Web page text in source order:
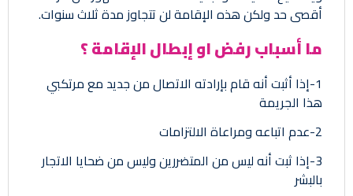
أقصى حد ولكن هذه الإقامة لن تتجاوز مدة ثلاث سنوات.
ما أسباب رفض او إبطال الإقامة ؟
1-إذا أثبت أنه قام بإرادته الاتصال من جديد مع مرتكبي
هذا الجريمة
2-عدم اتباعه ومراعاة الالتزامات
3-إذا ثبت أنه ليس من المتضررين وليس من ضحايا الاتجار
بالبشر